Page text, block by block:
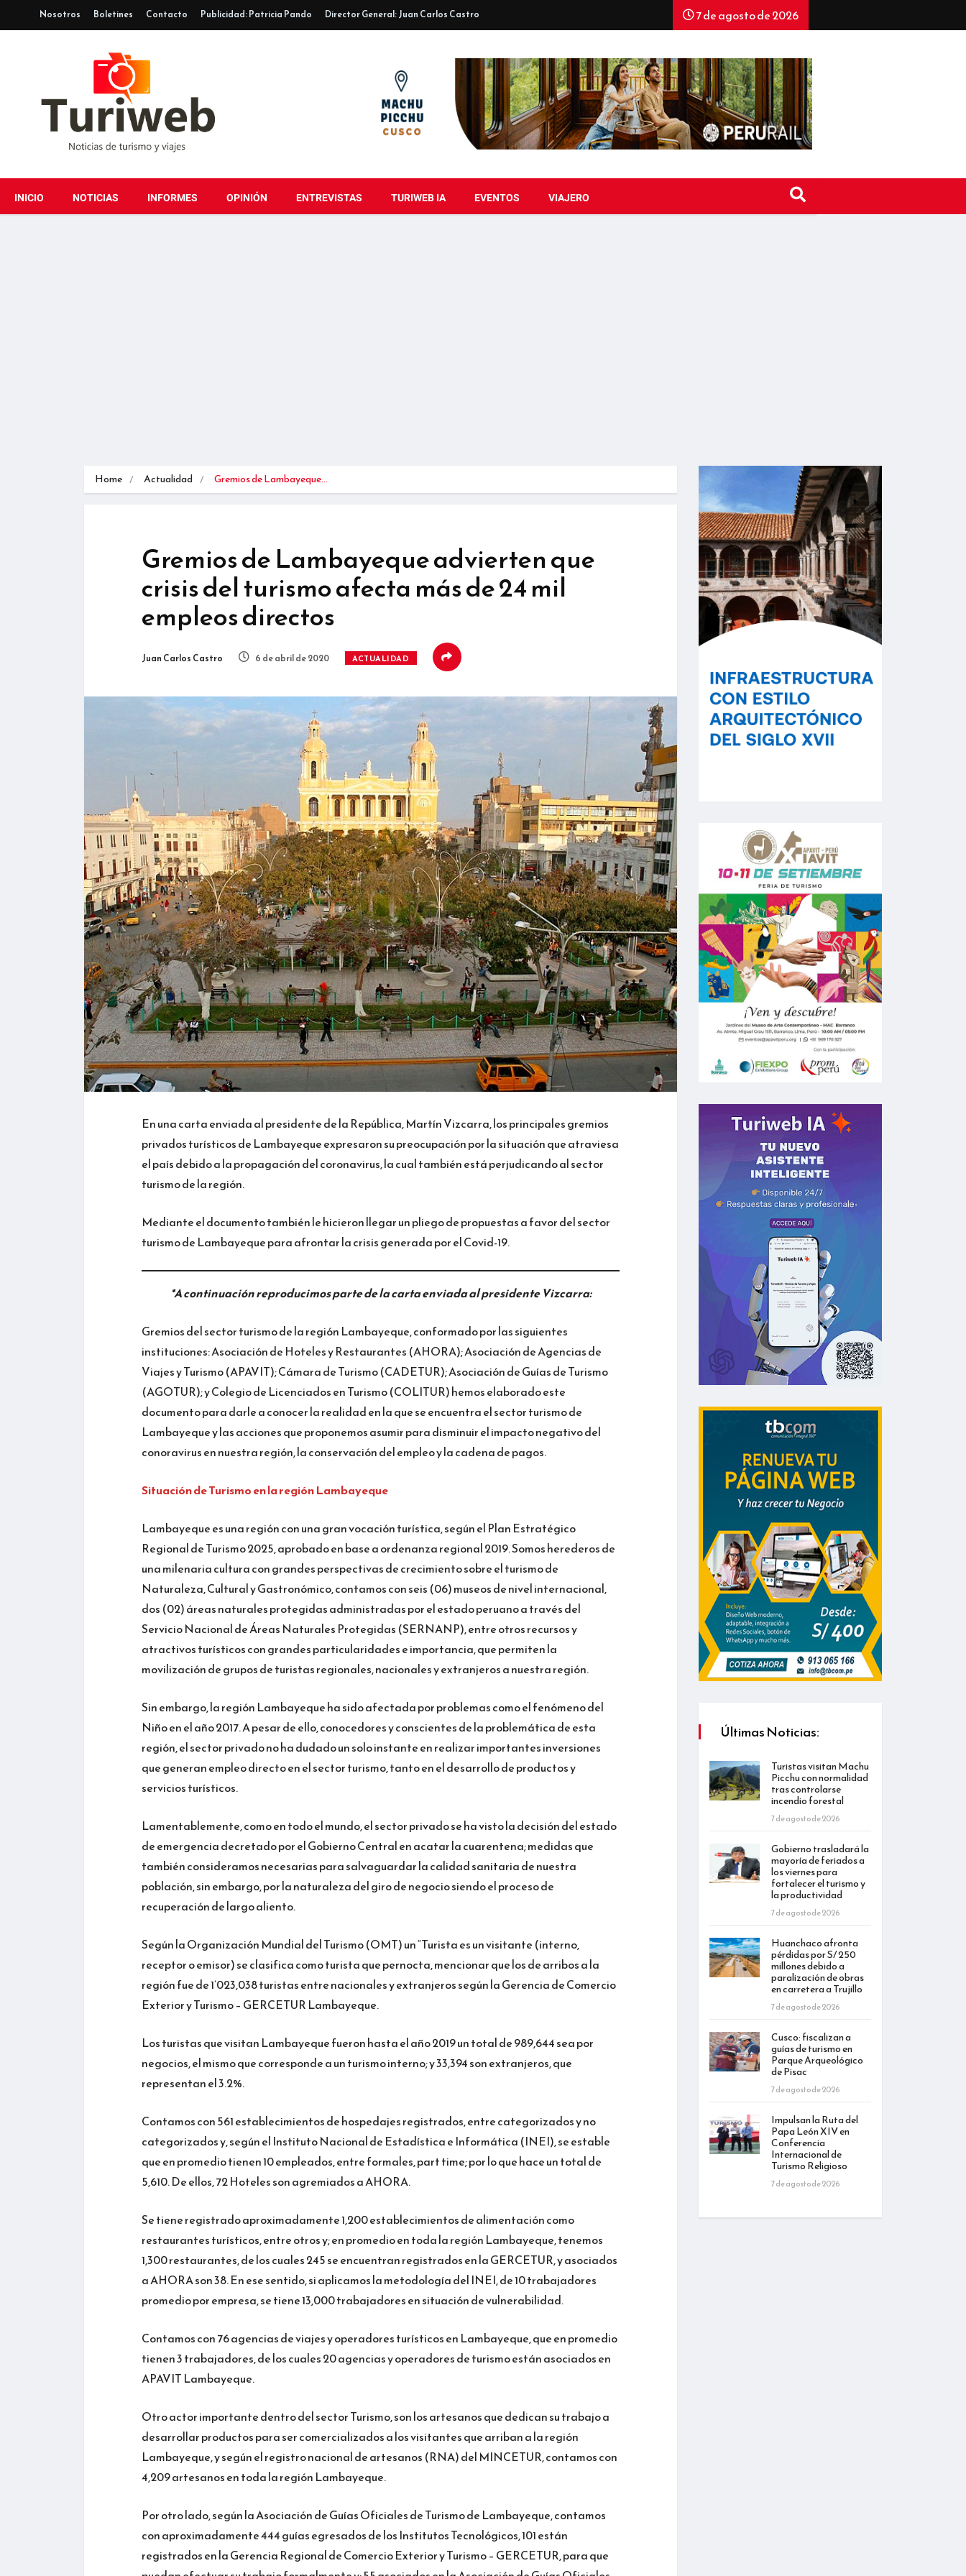
Nosotros Boletines Contacto Publicidad: Patricia Pando Director General: Juan Carlos Castro 7 de agosto de 2026
INICIO NOTICIAS INFORMES OPINIÓN ENTREVISTAS TURIWEB IA EVENTOS VIAJERO
Home Actualidad Gremios de Lambayeque…
Gremios de Lambayeque advierten que
crisis del turismo afecta más de 24 mil
empleos directos
Juan Carlos Castro 6 de abril de 2020 ACTUALIDAD
En una carta enviada al presidente de la República, Martín Vizcarra, los principales gremios
privados turísticos de Lambayeque expresaron su preocupación por la situación que atraviesa
el país debido a la propagación del coronavirus, la cual también está perjudicando al sector
turismo de la región.
Mediante el documento también le hicieron llegar un pliego de propuestas a favor del sector
turismo de Lambayeque para afrontar la crisis generada por el Covid-19.
*A continuación reproducimos parte de la carta enviada al presidente Vizcarra:
Gremios del sector turismo de la región Lambayeque, conformado por las siguientes
instituciones: Asociación de Hoteles y Restaurantes (AHORA); Asociación de Agencias de
Viajes y Turismo (APAVIT); Cámara de Turismo (CADETUR); Asociación de Guías de Turismo
(AGOTUR); y Colegio de Licenciados en Turismo (COLITUR) hemos elaborado este
documento para darle a conocer la realidad en la que se encuentra el sector turismo de
Lambayeque y las acciones que proponemos asumir para disminuir el impacto negativo del
conoravirus en nuestra región, la conservación del empleo y la cadena de pagos.
Situación de Turismo en la región Lambayeque
Lambayeque es una región con una gran vocación turística, según el Plan Estratégico
Regional de Turismo 2025, aprobado en base a ordenanza regional 2019. Somos herederos de
una milenaria cultura con grandes perspectivas de crecimiento sobre el turismo de
Naturaleza, Cultural y Gastronómico, contamos con seis (06) museos de nivel internacional,
dos (02) áreas naturales protegidas administradas por el estado peruano a través del
Servicio Nacional de Áreas Naturales Protegidas (SERNANP), entre otros recursos y
atractivos turísticos con grandes particularidades e importancia, que permiten la
movilización de grupos de turistas regionales, nacionales y extranjeros a nuestra región.
Sin embargo, la región Lambayeque ha sido afectada por problemas como el fenómeno del
Niño en el año 2017. A pesar de ello, conocedores y conscientes de la problemática de esta
región, el sector privado no ha dudado un solo instante en realizar importantes inversiones
que generan empleo directo en el sector turismo, tanto en el desarrollo de productos y
servicios turísticos.
Lamentablemente, como en todo el mundo, el sector privado se ha visto la decisión del estado
de emergencia decretado por el Gobierno Central en acatar la cuarentena; medidas que
también consideramos necesarias para salvaguardar la calidad sanitaria de nuestra
población, sin embargo, por la naturaleza del giro de negocio siendo el proceso de
recuperación de largo aliento.
Según la Organización Mundial del Turismo (OMT) un “Turista es un visitante (interno,
receptor o emisor) se clasifica como turista que pernocta, mencionar que los de arribos a la
región fue de 1’023,038 turistas entre nacionales y extranjeros según la Gerencia de Comercio
Exterior y Turismo – GERCETUR Lambayeque.
Los turistas que visitan Lambayeque fueron hasta el año 2019 un total de 989,644 sea por
negocios, el mismo que corresponde a un turismo interno; y 33,394 son extranjeros, que
representan el 3.2%.
Contamos con 561 establecimientos de hospedajes registrados, entre categorizados y no
categorizados y, según el Instituto Nacional de Estadística e Informática (INEI), se estable
que en promedio tienen 10 empleados, entre formales, part time; por lo que hace un total de
5,610. De ellos, 72 Hoteles son agremiados a AHORA.
Se tiene registrado aproximadamente 1,200 establecimientos de alimentación como
restaurantes turísticos, entre otros y; en promedio en toda la región Lambayeque, tenemos
1,300 restaurantes, de los cuales 245 se encuentran registrados en la GERCETUR, y asociados
a AHORA son 38. En ese sentido, si aplicamos la metodología del INEI, de 10 trabajadores
promedio por empresa, se tiene 13,000 trabajadores en situación de vulnerabilidad.
Contamos con 76 agencias de viajes y operadores turísticos en Lambayeque, que en promedio
tienen 3 trabajadores, de los cuales 20 agencias y operadores de turismo están asociados en
APAVIT Lambayeque.
Otro actor importante dentro del sector Turismo, son los artesanos que dedican su trabajo a
desarrollar productos para ser comercializados a los visitantes que arriban a la región
Lambayeque, y según el registro nacional de artesanos (RNA) del MINCETUR, contamos con
4,209 artesanos en toda la región Lambayeque.
Por otro lado, según la Asociación de Guías Oficiales de Turismo de Lambayeque, contamos
con aproximadamente 444 guías egresados de los Institutos Tecnológicos, 101 están
registrados en la Gerencia Regional de Comercio Exterior y Turismo – GERCETUR, para que
Últimas Noticias:
Turistas visitan Machu
Picchu con normalidad
tras controlarse
incendio forestal
7 de agosto de 2026
Gobierno trasladará la
mayoría de feriados a
los viernes para
fortalecer el turismo y
la productividad
7 de agosto de 2026
Huanchaco afronta
pérdidas por S/ 250
millones debido a
paralización de obras
en carretera a Trujillo
7 de agosto de 2026
Cusco: fiscalizan a
guías de turismo en
Parque Arqueológico
de Pisac
7 de agosto de 2026
Impulsan la Ruta del
Papa León XIV en
Conferencia
Internacional de
Turismo Religioso
7 de agosto de 2026